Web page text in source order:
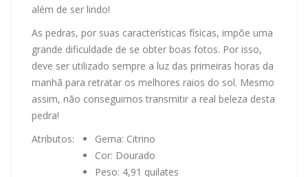
além de ser lindo!
As pedras, por suas características físicas, impõe uma
grande dificuldade de se obter boas fotos. Por isso,
deve ser utilizado sempre a luz das primeiras horas da
manhã para retratar os melhores raios do sol. Mesmo
assim, não conseguimos transmitir a real beleza desta
pedra!
Atributos:
Gema: Citrino
Cor: Dourado
Peso: 4,91 quilates